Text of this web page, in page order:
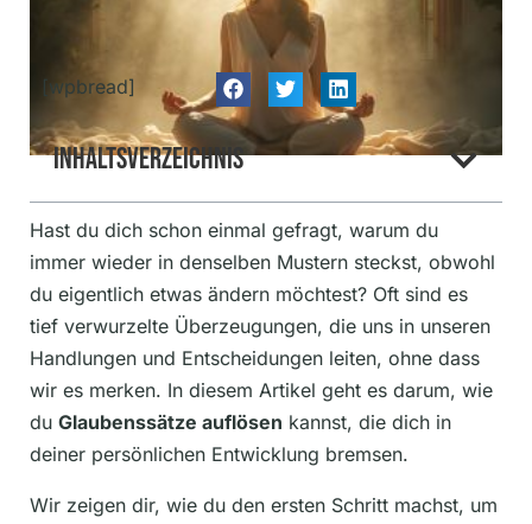
[wpbread]
Inhaltsverzeichnis
Hast du dich schon einmal gefragt, warum du
immer wieder in denselben Mustern steckst, obwohl
du eigentlich etwas ändern möchtest? Oft sind es
tief verwurzelte Überzeugungen, die uns in unseren
Handlungen und Entscheidungen leiten, ohne dass
wir es merken. In diesem Artikel geht es darum, wie
du Glaubenssätze auflösen kannst, die dich in
deiner persönlichen Entwicklung bremsen.
Wir zeigen dir, wie du den ersten Schritt machst, um